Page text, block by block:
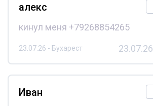
алекс
кинул меня +79268854265
23.07.26 - Бухарест 23.07.26
Иван